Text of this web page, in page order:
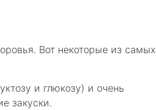
Вот некоторые из самых
и глюкозу) и очень
закуски.